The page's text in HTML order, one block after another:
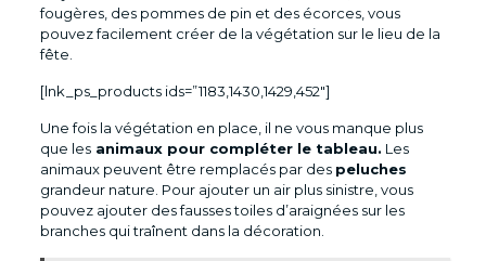
fougères, des pommes de pin et des écorces, vous
pouvez facilement créer de la végétation sur le lieu de la
fête.
[lnk_ps_products ids=”1183,1430,1429,452″]
Une fois la végétation en place, il ne vous manque plus
que lesanimaux pour compléter le tableau. Les
animaux peuvent être remplacés par des peluches
grandeur nature. Pour ajouter un air plus sinistre, vous
pouvez ajouter des fausses toiles d’araignées sur les
branches qui traînent dans la décoration.